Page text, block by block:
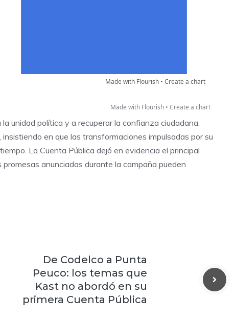
Made with Flourish • Create a chart
unidad política y a recuperar la confianza ciudadana.
en que las transformaciones impulsadas por su
La Cuenta Pública dejó en evidencia el principal
anunciadas durante la campaña pueden
De Codelco a Punta
Peuco: los temas que
Kast no abordó en su
primera Cuenta Pública